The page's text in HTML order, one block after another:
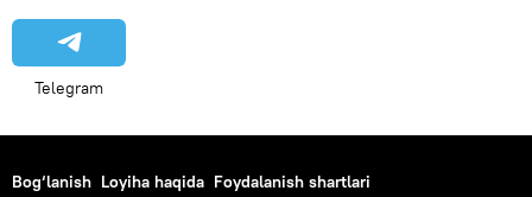
Telegram
Bog‘lanish Loyiha haqida Foydalanish shartlari